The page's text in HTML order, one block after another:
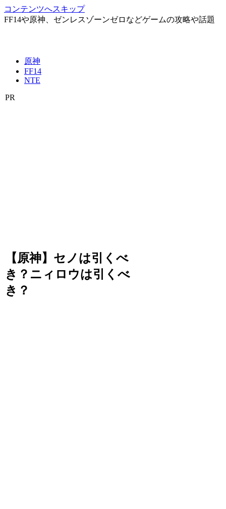
コンテンツへスキップ
FF14や原神、ゼンレスゾーンゼロなどゲームの攻略や話題
原神
FF14
NTE
PR
【原神】セノは引くべ
き？ニィロウは引くべ
き？